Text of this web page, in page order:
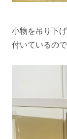
小物を吊り下
付いているの